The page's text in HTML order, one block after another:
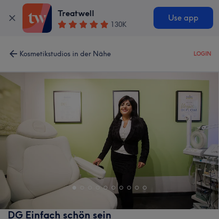
Treatwell
130K
Use app
Kosmetikstudios in der Nähe LOGIN
DG Einfach schön sein